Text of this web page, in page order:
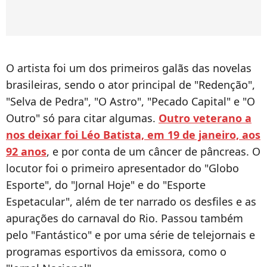
O artista foi um dos primeiros galãs das novelas
brasileiras, sendo o ator principal de "Redenção",
"Selva de Pedra", "O Astro", "Pecado Capital" e "O
Outro" só para citar algumas. Outro veterano a
nos deixar foi Léo Batista, em 19 de janeiro, aos
92 anos, e por conta de um câncer de pâncreas. O
locutor foi o primeiro apresentador do "Globo
Esporte", do "Jornal Hoje" e do "Esporte
Espetacular", além de ter narrado os desfiles e as
apurações do carnaval do Rio. Passou também
pelo "Fantástico" e por uma série de telejornais e
programas esportivos da emissora, como o